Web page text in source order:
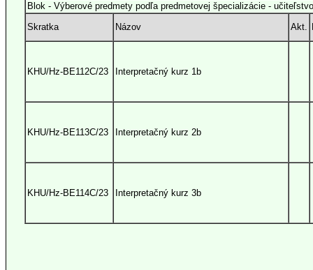
Blok - Výberové predmety podľa predmetovej špecializácie -
Skratka
Názov Akt.
KHU/Hz-BE112C/23 Interpretačný kurz 1b
KHU/Hz-BE113C/23 Interpretačný kurz 2b
KHU/Hz-BE114C/23 Interpretačný kurz 3b